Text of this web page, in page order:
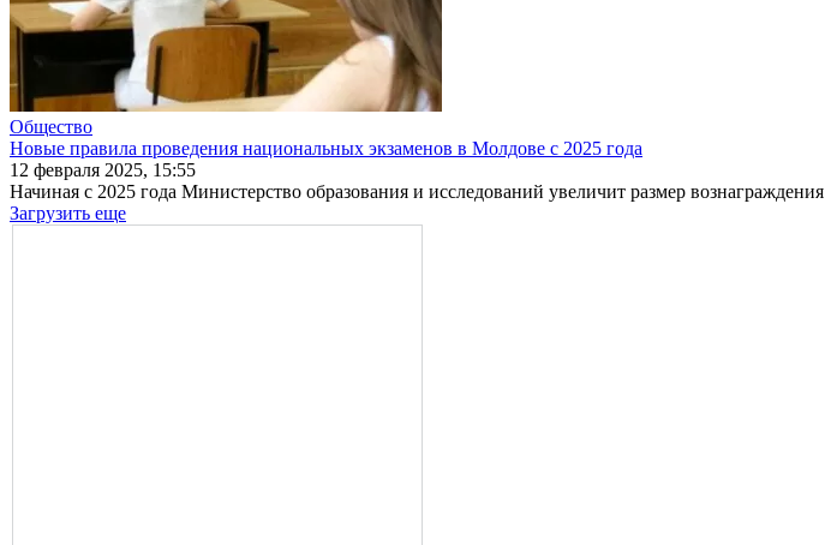
Общество
Новые правила проведения национальных экзаменов в Молдове с 2025 года
12 февраля 2025, 15:55
Начиная с 2025 года Министерство образования и иссле­дований увеличит размер
Загрузить еще